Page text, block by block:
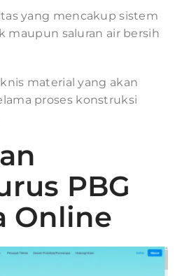
yang mencakup sistem
maupun saluran air bersih
material yang akan
proses konstruksi
PBG
Online